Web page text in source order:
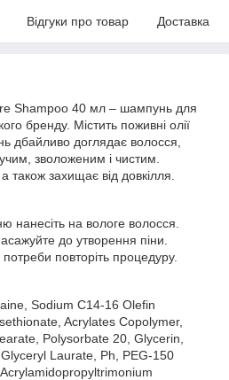
Відгуки про товар Доставка
Shampoo 40 мл – шампунь для
бренду. Містить поживні олії
дбайливо доглядає волосся,
зволоженим і чистим.
також захищає від довкілля.
нанесіть на вологе волосся.
до утворення піни.
повторіть процедуру.
Sodium C14-16 Olefin
Acrylates Copolymer,
Polysorbate 20, Glycerin,
Laurate, Ph, PEG-150